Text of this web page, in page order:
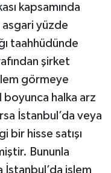
kapsamında
asgari yüzde
taahhüdünde
şirket
görmeye
boyunca halka arz
İstanbul’da veya
bir hisse satışı
Bununla
İstanbul’da işlem